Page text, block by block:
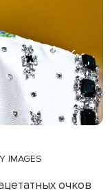
IMAGES
очков